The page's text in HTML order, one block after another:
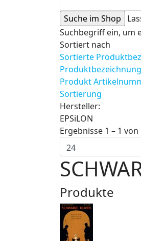
Suchbegriff ein, um
Sortiert nach
Sortierte
Produktbezeichnung
Produkt
Sortierung
Hersteller:
EPSiLON
Ergebnisse 1 – 1 von
Produkte